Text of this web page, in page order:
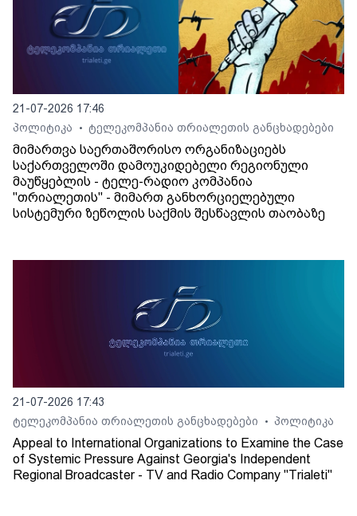
21-07-2026 17:46
პოლიტიკა
• ტელეკომპანია თრიალეთის განცხადებები
მიმართვა საერთაშორისო ორგანიზაციებს
საქართველოში დამოუკიდებელი რეგიონული
მაუწყებლის - ტელე-რადიო კომპანია
"თრიალეთის" - მიმართ განხორციელებული
სისტემური ზეწოლის საქმის შესწავლის თაობაზე
21-07-2026 17:43
ტელეკომპანია თრიალეთის განცხადებები
• პოლიტიკა
Appeal to International Organizations to Examine the Case
of Systemic Pressure Against Georgia's Independent
Regional Broadcaster - TV and Radio Company "Trialeti"